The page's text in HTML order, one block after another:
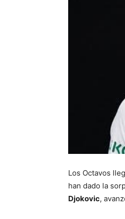
Los Octavos
han dado la
Djokovic,